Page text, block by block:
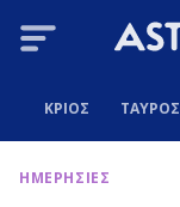
ΚΡΙΟΣ ΤΑΥΡΟΣ
ΗΜΕΡΗΣΙΕΣ